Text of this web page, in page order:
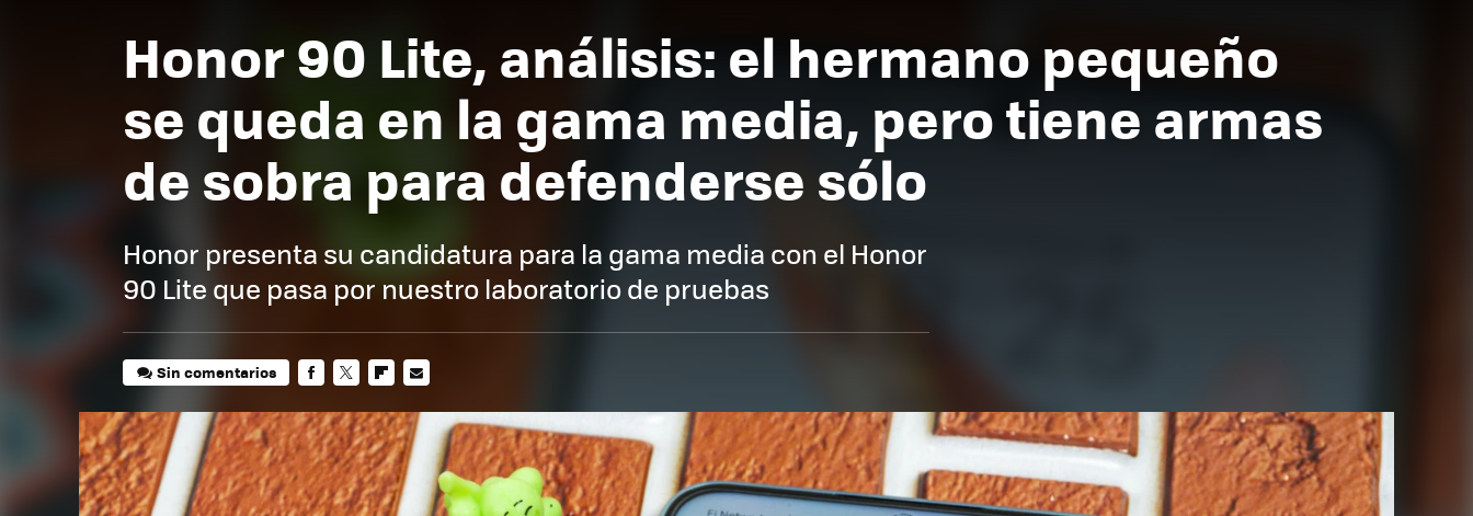
Honor 90 Lite, análisis: el hermano pequeño
se queda en la gama media, pero tiene armas
de sobra para defenderse sólo
Honor presenta su candidatura para la gama media con el Honor
90 Lite que pasa por nuestro laboratorio de pruebas
Sin comentarios
MAIL